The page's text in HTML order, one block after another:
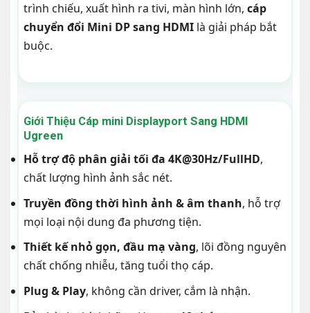
trình chiếu, xuất hình ra tivi, màn hình lớn, cáp
chuyển đổi Mini DP sang HDMI là giải pháp bắt
buộc.
Giới Thiệu Cáp mini Displayport Sang HDMI
Ugreen
Hỗ trợ độ phân giải tối đa 4K@30Hz/FullHD,
chất lượng hình ảnh sắc nét.
Truyền đồng thời hình ảnh & âm thanh, hỗ trợ
mọi loại nội dung đa phương tiện.
Thiết kế nhỏ gọn, đầu mạ vàng, lõi đồng nguyên
chất chống nhiễu, tăng tuổi thọ cáp.
Plug & Play, không cần driver, cắm là nhận.